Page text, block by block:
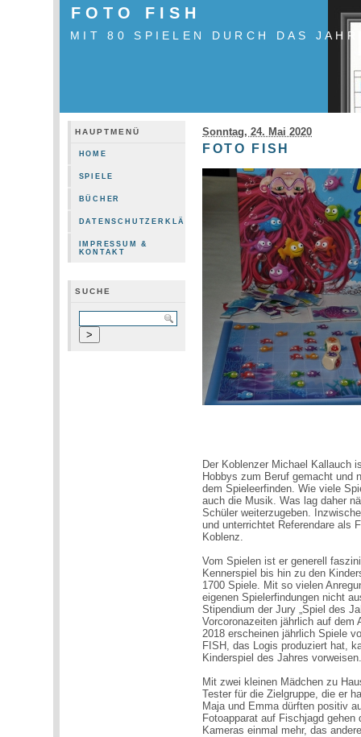
FOTO FISH
MIT 80 SPIELEN DURCH DAS JAHR
HAUPTMENÜ
HOME
SPIELE
BÜCHER
DATENSCHUTZERKLÄRUNG
IMPRESSUM &
KONTAKT
SUCHE
Sonntag, 24. Mai 2020
FOTO FISH
Der Koblenzer Michael Kallauch
Hobbys zum Beruf gemacht und
dem Spieleerfinden. Wie viele
auch die Musik. Was lag daher
Schüler weiterzugeben.
und unterrichtet Referendare als
Koblenz.
Vom Spielen ist er generell
Kennerspiel bis hin zu den
1700 Spiele. Mit so vielen
eigenen Spielerfindungen nicht
Stipendium der Jury „Spiel des
Vorcoronazeiten jährlich auf dem
2018 erscheinen jährlich Spiele
FISH, das Logis produziert hat,
Kinderspiel des Jahres
Mit zwei kleinen Mädchen zu
Tester für die Zielgruppe, die er
Maja und Emma dürften positiv
Fotoapparat auf Fischjagd
Kameras einmal mehr, das